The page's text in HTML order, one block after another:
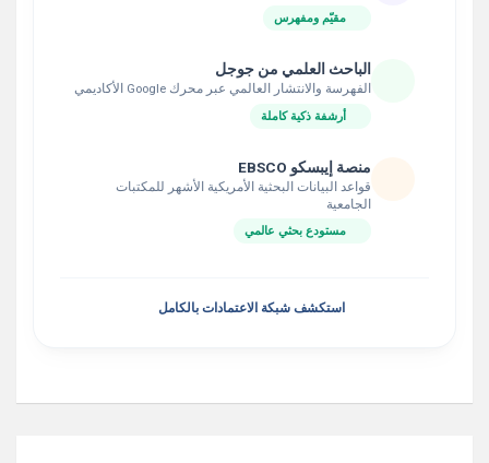
مقيّم ومفهرس
الباحث العلمي من جوجل
الفهرسة والانتشار العالمي عبر محرك Google الأكاديمي
أرشفة ذكية كاملة
منصة إيبسكو EBSCO
قواعد البيانات البحثية الأمريكية الأشهر للمكتبات
الجامعية
مستودع بحثي عالمي
استكشف شبكة الاعتمادات بالكامل